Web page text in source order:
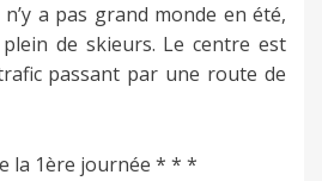
a pas grand monde en été,
de skieurs. Le centre est
passant par une route de
la 1ère journée * * *